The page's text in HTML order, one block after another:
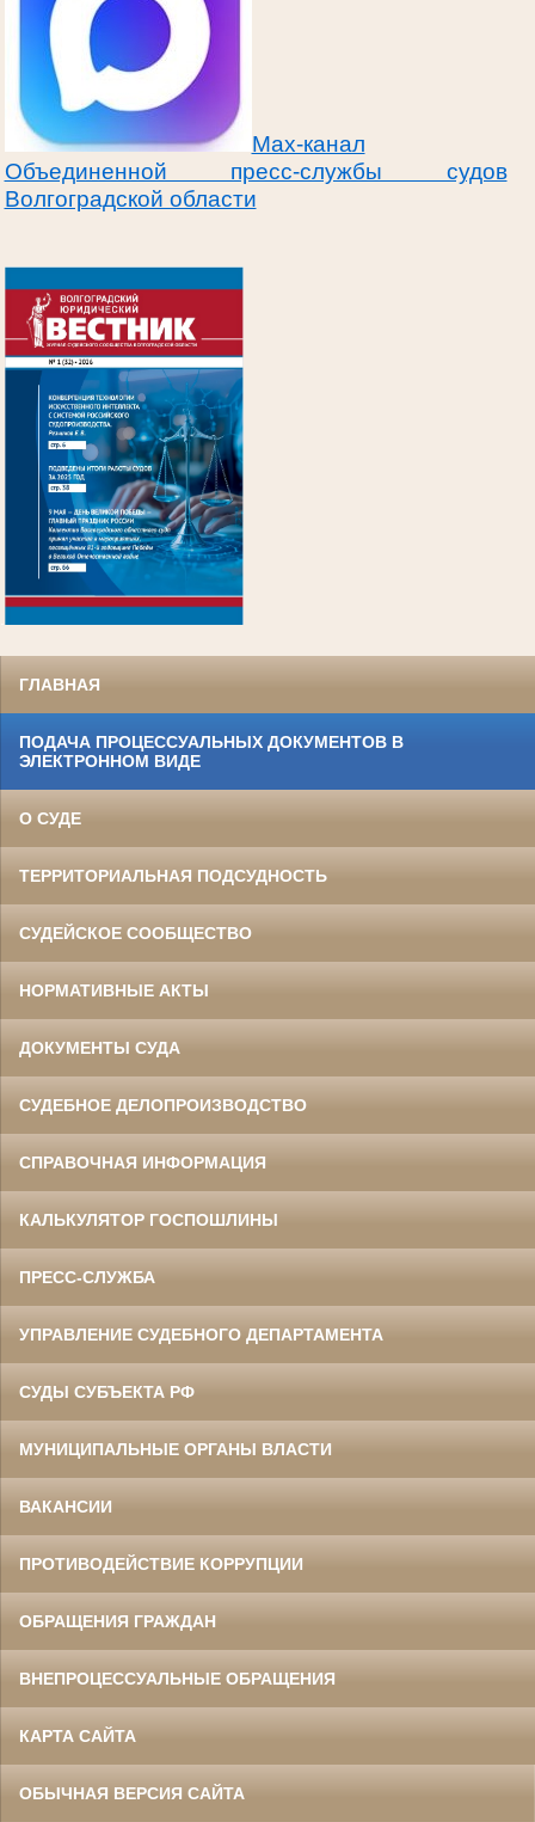
Max-канал
Объединенной пресс-службы судов
Волгоградской области
ГЛАВНАЯ
ПОДАЧА ПРОЦЕССУАЛЬНЫХ ДОКУМЕНТОВ В
ЭЛЕКТРОННОМ ВИДЕ
О СУДЕ
ТЕРРИТОРИАЛЬНАЯ ПОДСУДНОСТЬ
СУДЕЙСКОЕ СООБЩЕСТВО
НОРМАТИВНЫЕ АКТЫ
ДОКУМЕНТЫ СУДА
СУДЕБНОЕ ДЕЛОПРОИЗВОДСТВО
СПРАВОЧНАЯ ИНФОРМАЦИЯ
КАЛЬКУЛЯТОР ГОСПОШЛИНЫ
ПРЕСС-СЛУЖБА
УПРАВЛЕНИЕ СУДЕБНОГО ДЕПАРТАМЕНТА
СУДЫ СУБЪЕКТА РФ
МУНИЦИПАЛЬНЫЕ ОРГАНЫ ВЛАСТИ
ВАКАНСИИ
ПРОТИВОДЕЙСТВИЕ КОРРУПЦИИ
ОБРАЩЕНИЯ ГРАЖДАН
ВНЕПРОЦЕССУАЛЬНЫЕ ОБРАЩЕНИЯ
КАРТА САЙТА
ОБЫЧНАЯ ВЕРСИЯ САЙТА